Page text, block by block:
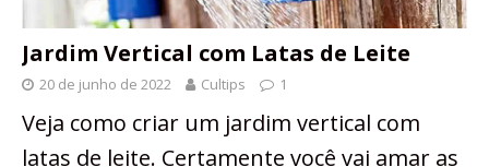
Jardim Vertical com Latas de Leite
20 de junho de 2022 Cultips 1
Veja como criar um jardim vertical com
latas de leite. Certamente você vai amar as